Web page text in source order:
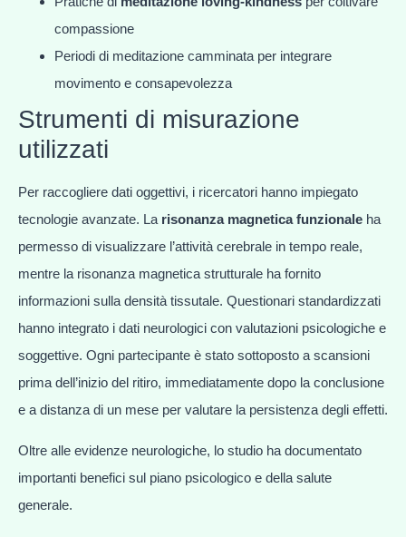
compassione
Periodi di meditazione camminata per integrare
movimento e consapevolezza
Strumenti di misurazione
utilizzati
Per raccogliere dati oggettivi, i ricercatori hanno impiegato
tecnologie avanzate. La risonanza magnetica funzionale ha
permesso di visualizzare l’attività cerebrale in tempo reale,
mentre la risonanza magnetica strutturale ha fornito
informazioni sulla densità tissutale. Questionari standardizzati
hanno integrato i dati neurologici con valutazioni psicologiche e
soggettive. Ogni partecipante è stato sottoposto a scansioni
prima dell’inizio del ritiro, immediatamente dopo la conclusione
e a distanza di un mese per valutare la persistenza degli effetti.
Oltre alle evidenze neurologiche, lo studio ha documentato
importanti benefici sul piano psicologico e della salute
generale.